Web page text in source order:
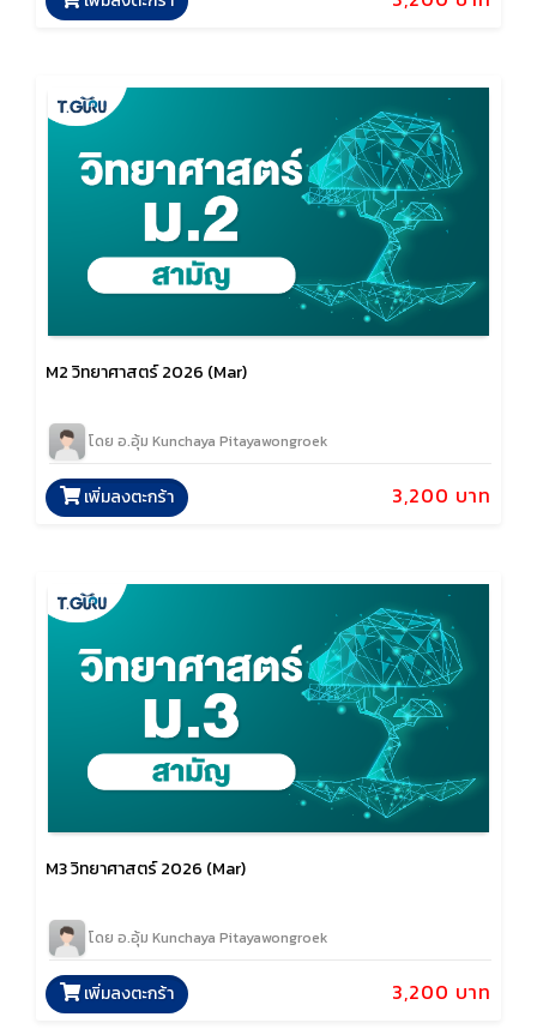
M2 วิทยาศาสตร์ 2026 (Mar)
โดย อ.อุ้ม Kunchaya Pitayawongroek
3,200 บาท
เพิ่มลงตะกร้า
M3 วิทยาศาสตร์ 2026 (Mar)
โดย อ.อุ้ม Kunchaya Pitayawongroek
3,200 บาท
เพิ่มลงตะกร้า